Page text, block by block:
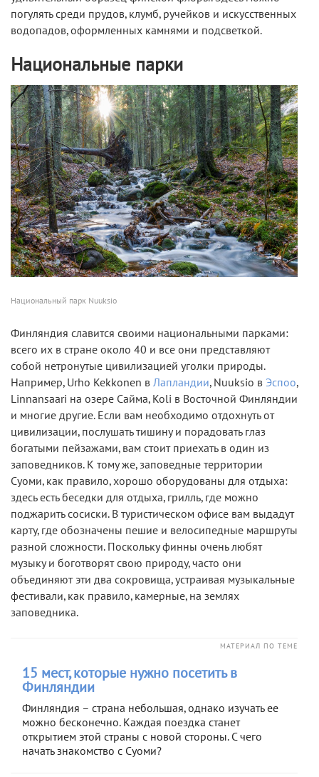
погулять среди прудов, клумб, ручейков и искусственных
водопадов, оформленных камнями и подсветкой.
Национальные парки
Национальный парк Nuuksio
Финляндия славится своими национальными парками:
всего их в стране около 40 и все они представляют
собой нетронутые цивилизацией уголки природы.
Например, Urho Kekkonen в Лапландии, Nuuksio в Эспоо,
Linnansaari на озере Сайма, Koli в Восточной Финляндии
и многие другие. Если вам необходимо отдохнуть от
цивилизации, послушать тишину и порадовать глаз
богатыми пейзажами, вам стоит приехать в один из
заповедников. К тому же, заповедные территории
Суоми, как правило, хорошо оборудованы для отдыха:
здесь есть беседки для отдыха, грилль, где можно
поджарить сосиски. В туристическом офисе вам выдадут
карту, где обозначены пешие и велосипедные маршруты
разной сложности. Поскольку финны очень любят
музыку и боготворят свою природу, часто они
объединяют эти два сокровища, устраивая музыкальные
фестивали, как правило, камерные, на землях
заповедника.
МАТЕРИАЛ ПО ТЕМЕ
15 мест, которые нужно посетить в
Финляндии
Финляндия – страна небольшая, однако изучать ее
можно бесконечно. Каждая поездка станет
открытием этой страны с новой стороны. С чего
начать знакомство с Суоми?